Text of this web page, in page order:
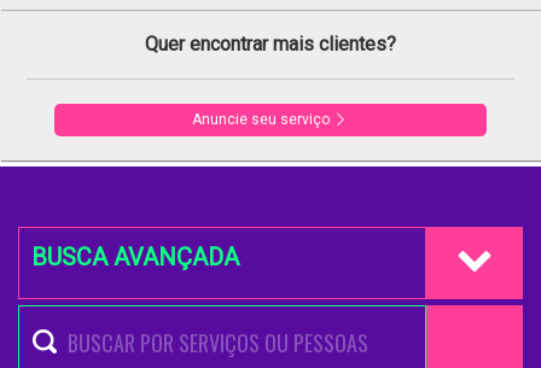
Quer encontrar mais clientes?
Anuncie seu serviço
BUSCA AVANÇADA